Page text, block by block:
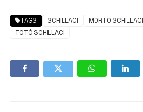
TAGS SCHILLACI MORTO SCHILLACI
TOTÒ SCHILLACI